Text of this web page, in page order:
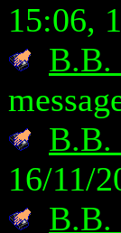
15:06,
16/11/